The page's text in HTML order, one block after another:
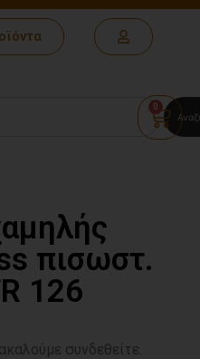
0
πισωστ.
126
συνδεθείτε.